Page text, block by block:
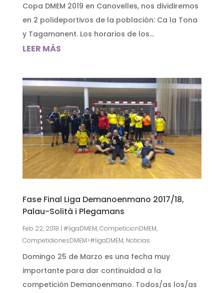
Copa DMEM 2019 en Canovelles, nos dividiremos
en 2 polideportivos de la población: Ca la Tona
y Tagamanent. Los horarios de los...
LEER MÁS
Fase Final Liga Demanoenmano 2017/18,
Palau-Solità i Plegamans
Feb 22, 2018 | #ligaDMEM,CompeticionDMEM,
CompetidionesDMEM>#ligaDMEM, Noticias
Domingo 25 de Marzo es una fecha muy
importante para dar continuidad a la
competición Demanoenmano. Todos/as los/as